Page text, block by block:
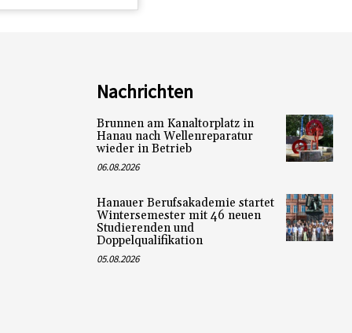
Nachrichten
Brunnen am Kanaltorplatz in
Hanau nach Wellenreparatur
wieder in Betrieb
06.08.2026
Hanauer Berufsakademie startet
Wintersemester mit 46 neuen
Studierenden und
Doppelqualifikation
05.08.2026